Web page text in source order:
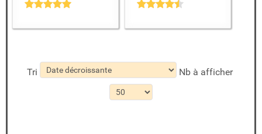
Tri Nb à afficher